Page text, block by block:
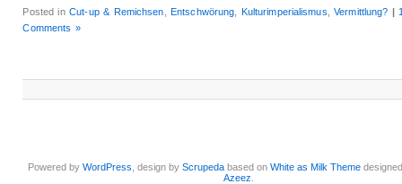
Posted inCut-up & Remichsen ,Entschwörung Kulturimperialismus ,Vermittlung? |
Comments »
Powered byWordPress , design byScrupeda based onWhite as Milk Theme
Azeez